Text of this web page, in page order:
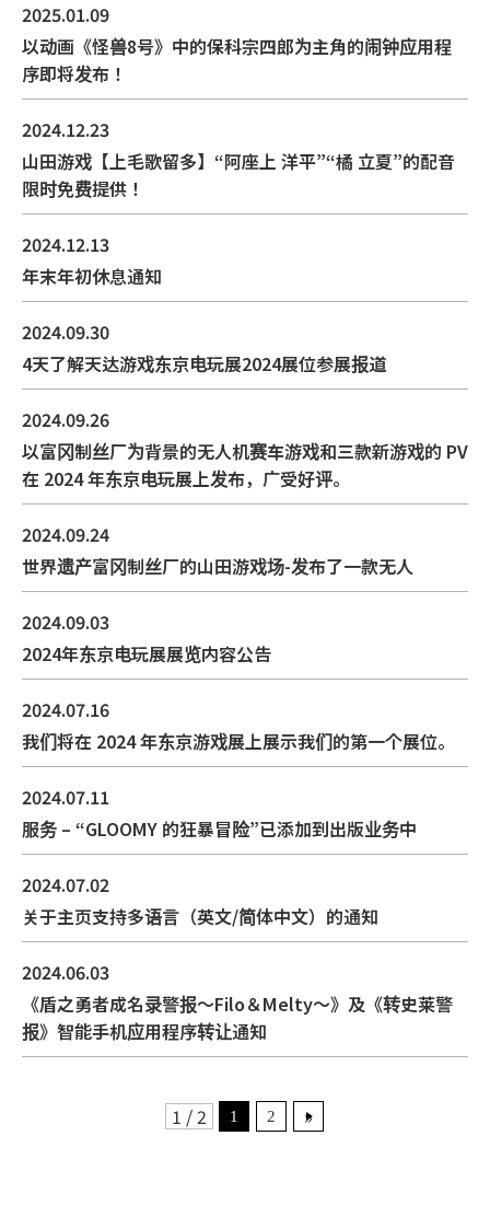
2025.01.09
以动画《怪兽8号》中的保科宗四郎为主角的闹钟应用程
序即将发布！
2024.12.23
山田游戏【上毛歌留多】“阿座上 洋平”“橘 立夏”的配音
限时免费提供！
2024.12.13
年末年初休息通知
2024.09.30
4天了解天达游戏东京电玩展2024展位参展报道
2024.09.26
以富冈制丝厂为背景的无人机赛车游戏和三款新游戏的 PV
在 2024 年东京电玩展上发布，广受好评。
2024.09.24
世界遗产富冈制丝厂的山田游戏场-发布了一款无人
2024.09.03
2024年东京电玩展展览内容公告
2024.07.16
我们将在 2024 年东京游戏展上展示我们的第一个展位。
2024.07.11
服务 – “GLOOMY 的狂暴冒险”已添加到出版业务中
2024.07.02
关于主页支持多语言（英文/简体中文）的通知
2024.06.03
《盾之勇者成名录警报～Filo＆Melty～》及《转史莱警
报》智能手机应用程序转让通知
1 / 2 1 2 »